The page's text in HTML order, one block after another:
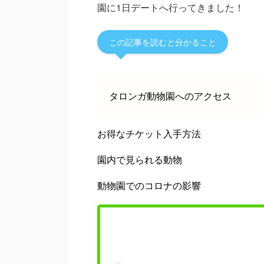
園に1日デートへ行ってきました！
この記事を読むと分かること
タロンガ動物園へのアクセス
お得なチケット入手方法
園内で見られる動物
動物園でのコロナの影響